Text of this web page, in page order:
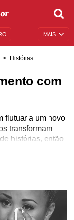
MAIS
Histórias
com
flutuar a um novo
transformam
histórias, então
as mais
a um mundo